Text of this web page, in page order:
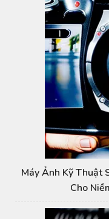
Máy Ảnh Kỹ Thuật
Cho